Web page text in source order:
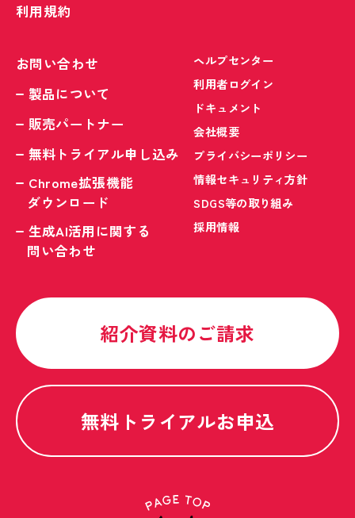
利用規約
お問い合わせ
製品について
販売パートナー
無料トライアル申し込み
Chrome拡張機能
ダウンロード
生成AI活用に関する
問い合わせ
ヘルプセンター
利用者ログイン
ドキュメント
会社概要
プライバシーポリシー
情報セキュリティ方針
SDGS等の取り組み
採用情報
紹介資料のご請求
無料トライアルお申込